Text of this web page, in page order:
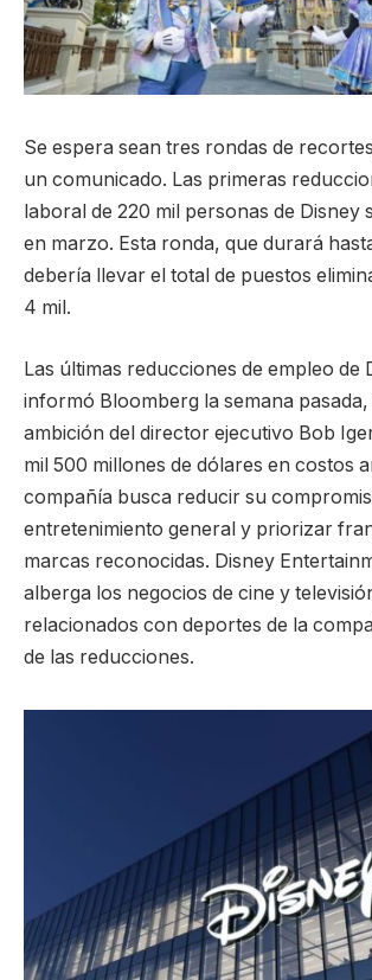
Se espera sean tres rondas de
un comunicado. Las primeras
laboral de 220 mil personas de Disney
en marzo. Esta ronda, que durará
debería llevar el total de puestos
4 mil.
Las últimas reducciones de empleo de
informó Bloomberg la semana
ambición del director ejecutivo Bob
mil 500 millones de dólares en costos
compañía busca reducir su
entretenimiento general y priorizar
marcas reconocidas. Disney
alberga los negocios de cine y
relacionados con deportes de la
de las reducciones.